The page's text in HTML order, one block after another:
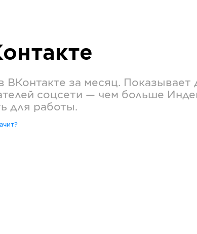
ВКонтакте за месяц. Показывает
соцсети — чем больше
для работы.